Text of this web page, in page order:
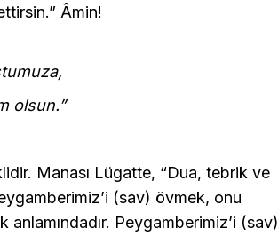
Âmin!
olsun.”
Manası Lügatte, “Dua, tebrik ve
(sav) övmek, onu
Peygamberimiz’i (sav)